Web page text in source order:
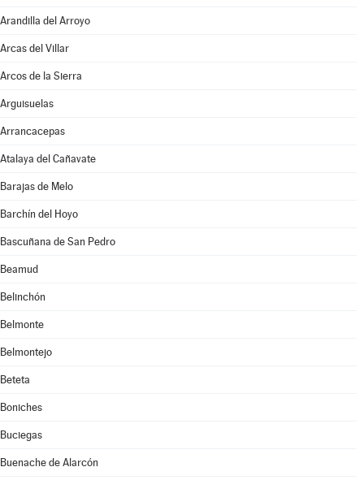
Arandilla del Arroyo
Arcas del Villar
Arcos de la Sierra
Arguisuelas
Arrancacepas
Atalaya del Cañavate
Barajas de Melo
Barchín del Hoyo
Bascuñana de San Pedro
Beamud
Belinchón
Belmonte
Belmontejo
Beteta
Boniches
Buciegas
Buenache de Alarcón